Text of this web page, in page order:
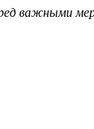
важными